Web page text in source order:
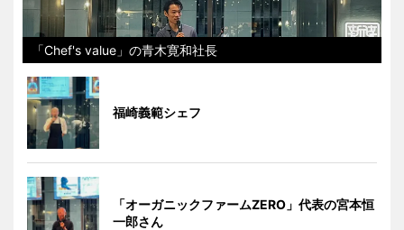
「Chef's value」の青木寛和社長
福崎義範シェフ
「オーガニックファームZERO」代表の宮本恒
一郎さん